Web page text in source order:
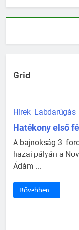
Grid
Hírek Labdarúgás
Hatékony első
A bajnokság 3.
hazai pályán a
Ádám ...
Bővebben…